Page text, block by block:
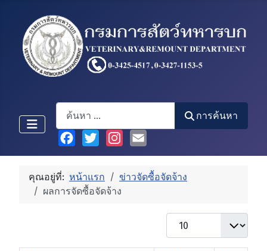
Search
การค้นหา
Facebook
TwitterInstagram
Email
คุณอยู่ที่: หน้าแรก
ข่าวจัดซื้อจัดจ้าง
ผลการจัดซื้อจัดจ้าง
แสดง #